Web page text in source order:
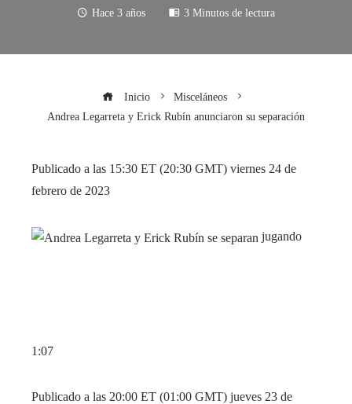
Hace 3 años 3 Minutos de lectura
Inicio
Misceláneos
Andrea Legarreta y Erick Rubín anunciaron su separación
Publicado a las 15:30 ET (20:30 GMT) viernes 24 de
febrero de 2023
jugando
1:07
Publicado a las 20:00 ET (01:00 GMT) jueves 23 de